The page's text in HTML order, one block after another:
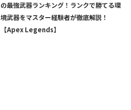
の最強武器ランキング！ランクで勝てる環
境武器をマスター経験者が徹底解説！
【Apex Legends】